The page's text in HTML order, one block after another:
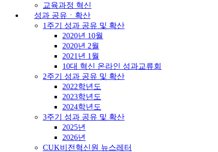
교육과정 혁신
성과 공유ㆍ확산
1주기 성과 공유 및 확산
2020년 10월
2020년 2월
2021년 1월
10대 혁신 온라인 성과교류회
2주기 성과 공유 및 확산
2022학년도
2023학년도
2024학년도
3주기 성과 공유 및 확산
2025년
2026년
CUK비전혁신원 뉴스레터